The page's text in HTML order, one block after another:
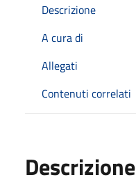
Descrizione
A cura di
Allegati
Contenuti correlati
Descrizione